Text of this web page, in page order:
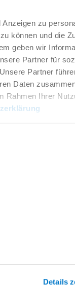
zu
können und die
geben wir
Partner für
Partner
Daten
Rahmen Ihrer
Details